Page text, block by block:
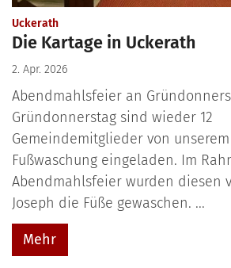
Uckerath:
Die Kartage in Uckerath
2. Apr. 2026
Abendmahlsfeier an
Gründonnerstag sind wieder 12
Gemeindemitglieder von
Fußwaschung eingeladen. Im
Abendmahlsfeier wurden diesen
Joseph die Füße gewaschen. ...
Mehr